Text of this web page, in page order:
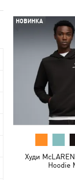
НОВИНКА
Худи
Hoodie